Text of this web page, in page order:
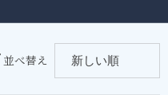
並べ替え